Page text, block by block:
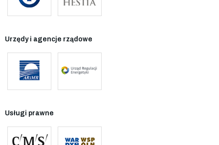
Urzędy i agencje rządowe
Usługi prawne